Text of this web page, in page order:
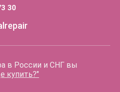
30
в России и СНГ вы
купить?"